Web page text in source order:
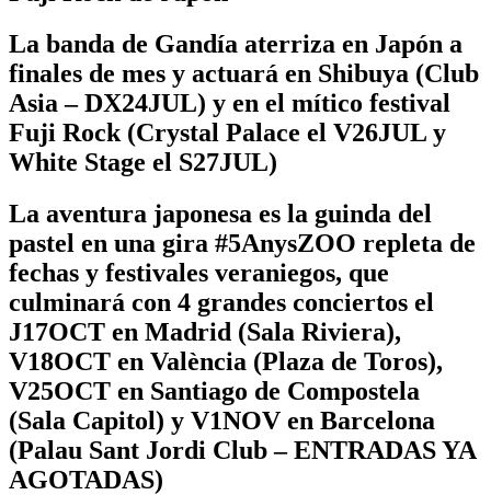
La banda de Gandía aterriza en Japón a
finales de mes y actuará en Shibuya (Club
Asia – DX24JUL) y en el mítico festival
Fuji Rock (Crystal Palace el V26JUL y
White Stage el S27JUL)
La aventura japonesa es la guinda del
pastel en una gira #5AnysZOO repleta de
fechas y festivales veraniegos, que
culminará con 4 grandes conciertos el
J17OCT en Madrid (Sala Riviera),
V18OCT en València (Plaza de Toros),
V25OCT en Santiago de Compostela
(Sala Capitol) y V1NOV en Barcelona
(Palau Sant Jordi Club – ENTRADAS YA
AGOTADAS)